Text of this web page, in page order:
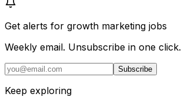
Get alerts for growth marketing jobs
Weekly email. Unsubscribe in one click.
Subscribe
Keep exploring